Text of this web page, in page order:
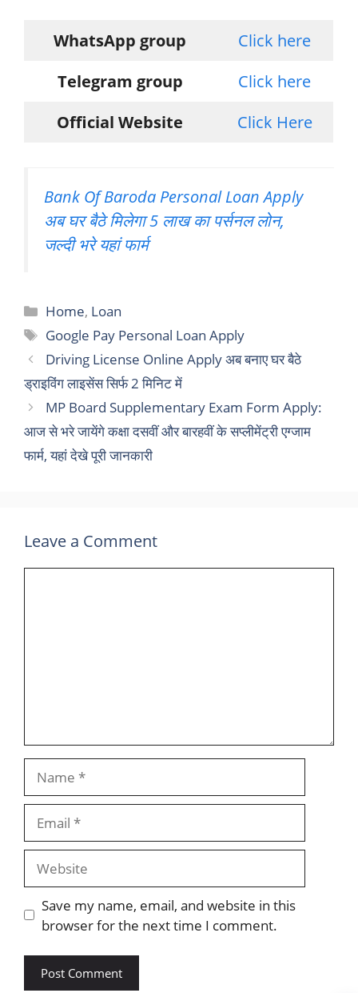
WhatsApp group
Click here
Telegram group
Click here
Official Website
Click Here
Bank Of Baroda Personal Loan Apply
अब घर बैठे मिलेगा 5 लाख का पर्सनल लोन,
जल्दी भरे यहां फार्म
Categories
Home, Loan
Tags
Google Pay Personal Loan Apply
Driving License Online Apply अब बनाए घर बैठे
ड्राइविंग लाइसेंस सिर्फ 2 मिनिट में
MP Board Supplementary Exam Form Apply:
आज से भरे जायेंगे कक्षा दसवीं और बारहवीं के सप्लीमेंट्री एग्जाम
फार्म, यहां देखे पूरी जानकारी
Leave a Comment
Website
Save my name, email, and website in this
browser for the next time I comment.